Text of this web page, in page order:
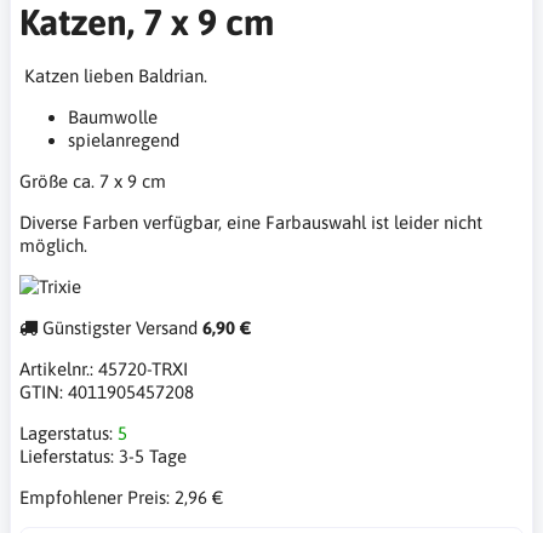
Katzen, 7 x 9 cm
Katzen lieben Baldrian.
Baumwolle
spielanregend
Größe ca. 7 x 9 cm
Diverse Farben verfügbar, eine Farbauswahl ist leider nicht
möglich.
Günstigster Versand 6,90 €
Artikelnr.: 45720-TRXI
GTIN: 4011905457208
Lagerstatus: 5
Lieferstatus: 3-5 Tage
Empfohlener Preis: 2,96 €